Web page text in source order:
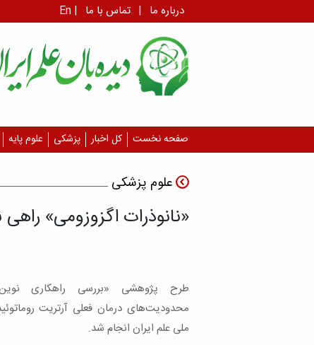
En | درباره ما | تماس با ما
صفحه نخست کل اخبار پزشکی علوم پایه
علوم پزشکی
«نانوذرات اگزوزومی»
طرح پژوهشی «بررسی راهکاری
محدودیت‌های درمان فعلی آرتریت
ملی علم ایران انجام شد.